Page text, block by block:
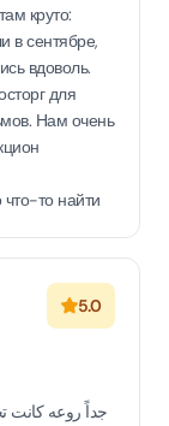
круто:
в сентябре,
вдоволь.
для
Нам очень
то найти
5.0
جداً روعه كانت